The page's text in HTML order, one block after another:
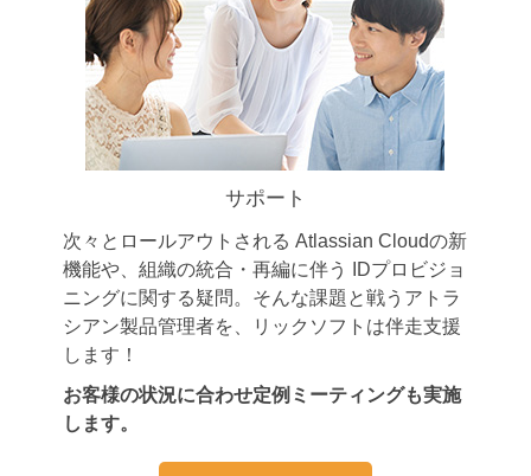
サポート
次々とロールアウトされる Atlassian Cloudの新
機能や、組織の統合・再編に伴う IDプロビジョ
ニングに関する疑問。そんな課題と戦うアトラ
シアン製品管理者を、リックソフトは伴走支援
します！
お客様の状況に合わせ定例ミーティングも実施
します。